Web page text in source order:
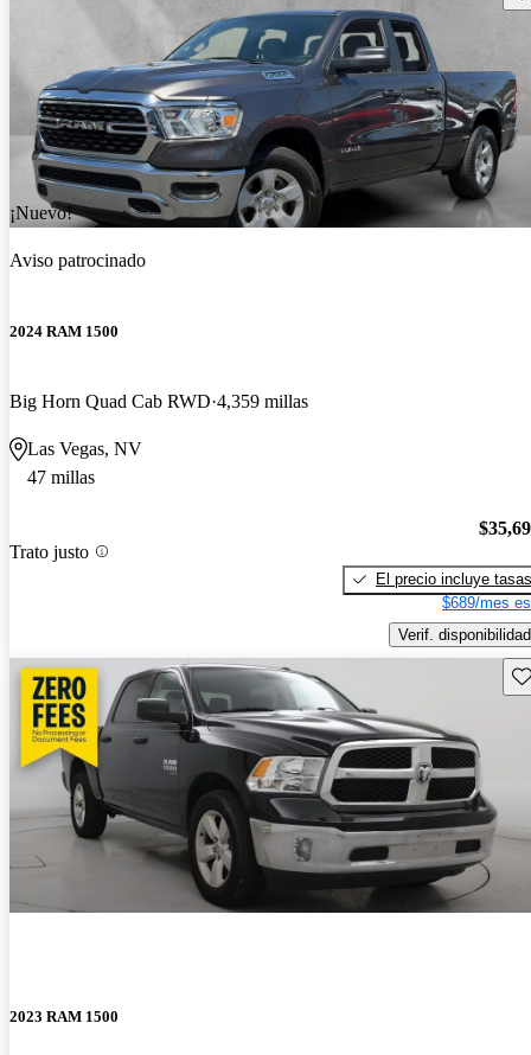
¡Nuevo!
Aviso patrocinado
2024 RAM 1500
Big Horn Quad Cab RWD 4,359 millas
Las Vegas, NV
47 millas
Trato justo
El precio incluye tasas
$689/mes
Verif. disponibilidad
2023 RAM 1500